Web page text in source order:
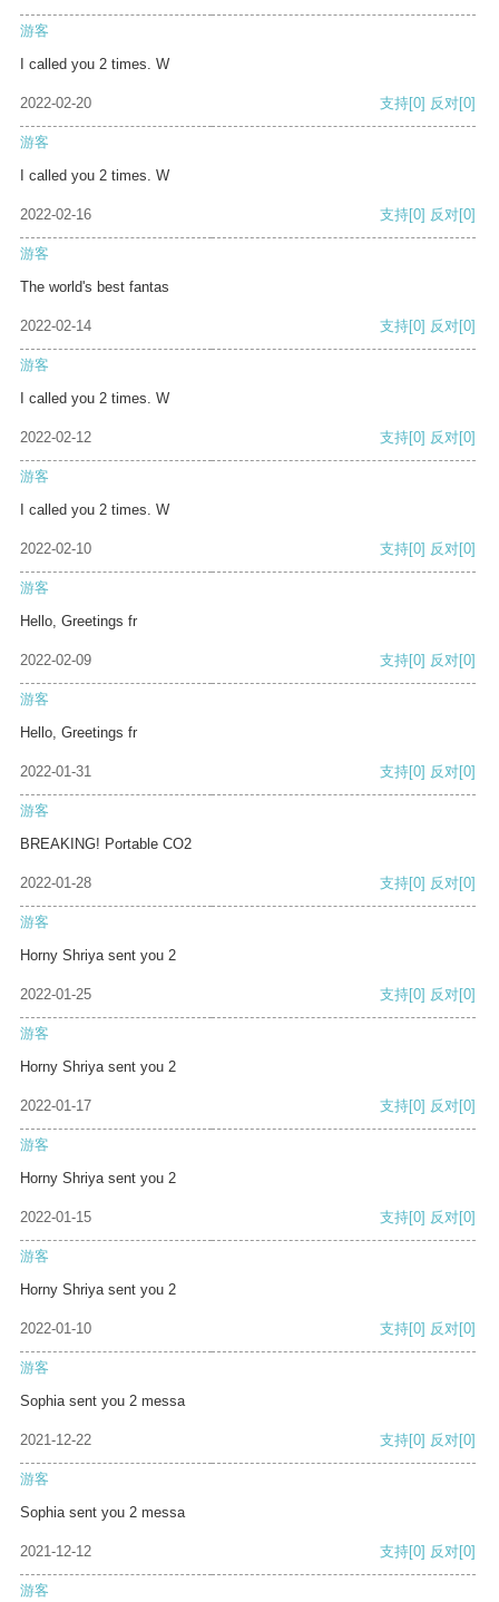
游客
I called you 2 times. W
2022-02-20 支持[0] 反对[0]
游客
I called you 2 times. W
2022-02-16 支持[0] 反对[0]
游客
The world's best fantas
2022-02-14 支持[0] 反对[0]
游客
I called you 2 times. W
2022-02-12 支持[0] 反对[0]
游客
I called you 2 times. W
2022-02-10 支持[0] 反对[0]
游客
Hello, Greetings fr
2022-02-09 支持[0] 反对[0]
游客
Hello, Greetings fr
2022-01-31 支持[0] 反对[0]
游客
BREAKING! Portable CO2
2022-01-28 支持[0] 反对[0]
游客
Horny Shriya sent you 2
2022-01-25 支持[0] 反对[0]
游客
Horny Shriya sent you 2
2022-01-17 支持[0] 反对[0]
游客
Horny Shriya sent you 2
2022-01-15 支持[0] 反对[0]
游客
Horny Shriya sent you 2
2022-01-10 支持[0] 反对[0]
游客
Sophia sent you 2 messa
2021-12-22 支持[0] 反对[0]
游客
Sophia sent you 2 messa
2021-12-12 支持[0] 反对[0]
游客